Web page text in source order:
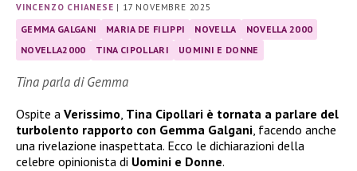
VINCENZO CHIANESE | 17 NOVEMBRE 2025
GEMMA GALGANI MARIA DE FILIPPI NOVELLA
NOVELLA 2000
NOVELLA2000
TINA CIPOLLARI UOMINI E DONNE
Tina parla di Gemma
Ospite a Verissimo, Tina Cipollari è tornata a parlare del
turbolento rapporto con Gemma Galgani, facendo anche
una rivelazione inaspettata. Ecco le dichiarazioni della
celebre opinionista di Uomini e Donne.